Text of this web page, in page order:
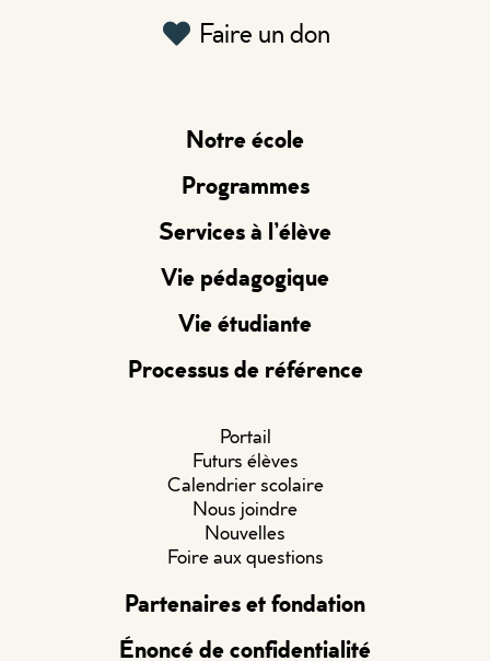
Faire un don
Notre école
Programmes
Services à l’élève
Vie pédagogique
Vie étudiante
Processus de référence
Portail
Futurs élèves
Calendrier scolaire
Nous joindre
Nouvelles
Foire aux questions
Partenaires et fondation
Énoncé de confidentialité